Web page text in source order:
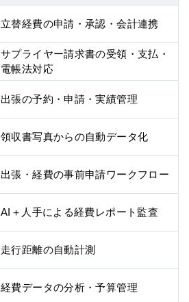
立替経費の申請・承認・会計連携
サプライヤー請求書の受領・支払・
電帳法対応
出張の予約・申請・実績管理
領収書写真からの自動データ化
出張・経費の事前申請ワークフロー
AI＋人手による経費レポート監査
走行距離の自動計測
経費データの分析・予算管理